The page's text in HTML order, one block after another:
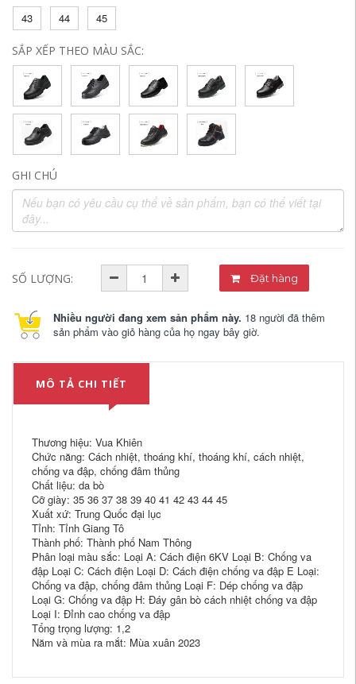
43 44 45
SẮP XẾP THEO MÀU SẮC:
GHI CHÚ
SỐ LƯỢNG: Đặt hàng
Nhiều người đang xem sản phẩm này. 18 người đã thêm
sản phẩm vào giỏ hàng của họ ngay bây giờ.
MÔ TẢ CHI TIẾT
Thương hiệu: Vua Khiên
Chức năng: Cách nhiệt, thoáng khí, thoáng khí, cách nhiệt,
chống va đập, chống đâm thủng
Chất liệu: da bò
Cỡ giày: 35 36 37 38 39 40 41 42 43 44 45
Xuất xứ: Trung Quốc đại lục
Tỉnh: Tỉnh Giang Tô
Thành phố: Thành phố Nam Thông
Phân loại màu sắc: Loại A: Cách điện 6KV Loại B: Chống va
đập Loại C: Cách điện Loại D: Cách điện chống va đập E Loại:
Chống va đập, chống đâm thủng Loại F: Dép chống va đập
Loại G: Chống va đập H: Đáy gân bò cách nhiệt chống va đập
Loại I: Đỉnh cao chống va đập
Tổng trọng lượng: 1,2
Năm và mùa ra mắt: Mùa xuân 2023